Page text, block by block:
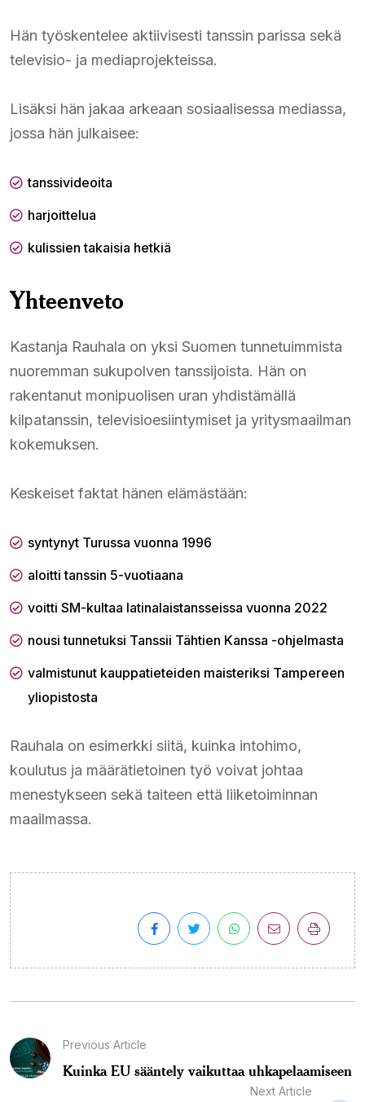
Hän työskentelee aktiivisesti tanssin parissa sekä
televisio- ja mediaprojekteissa.
Lisäksi hän jakaa arkeaan sosiaalisessa mediassa,
jossa hän julkaisee:
tanssivideoita
harjoittelua
kulissien takaisia hetkiä
Yhteenveto
Kastanja Rauhala on yksi Suomen tunnetuimmista
nuoremman sukupolven tanssijoista. Hän on
rakentanut monipuolisen uran yhdistämällä
kilpatanssin, televisioesiintymiset ja yritysmaailman
kokemuksen.
Keskeiset faktat hänen elämästään:
syntynyt Turussa vuonna 1996
aloitti tanssin 5-vuotiaana
voitti SM-kultaa latinalaistansseissa vuonna 2022
nousi tunnetuksi Tanssii Tähtien Kanssa -ohjelmasta
valmistunut kauppatieteiden maisteriksi Tampereen
yliopistosta
Rauhala on esimerkki siitä, kuinka intohimo,
koulutus ja määrätietoinen työ voivat johtaa
menestykseen sekä taiteen että liiketoiminnan
maailmassa.
Previous Article
Kuinka EU sääntely vaikuttaa uhkapelaamiseen
Next Article